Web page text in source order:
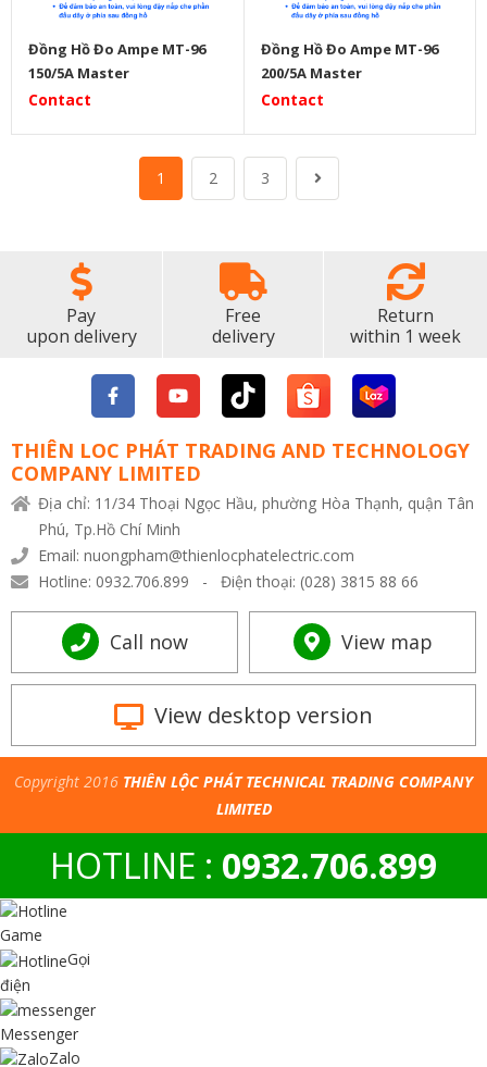
Đồng Hồ Đo Ampe MT-96
150/5A Master
Contact
Đồng Hồ Đo Ampe MT-96
200/5A Master
Contact
1 2 3
Pay
upon delivery
Free
delivery
Return
within 1 week
THIÊN LOC PHÁT TRADING AND TECHNOLOGY
COMPANY LIMITED
Địa chỉ: 11/34 Thoại Ngọc Hầu, phường Hòa Thạnh, quận Tân
Phú, Tp.Hồ Chí Minh
Email: nuongpham@thienlocphatelectric.com
Hotline: 0932.706.899 - Điện thoại: (028) 3815 88 66
Call now View map
View desktop version
Copyright 2016 THIÊN LỘC PHÁT TECHNICAL TRADING COMPANY
LIMITED
HOTLINE : 0932.706.899
Game
Gọi
điện
Messenger
Zalo